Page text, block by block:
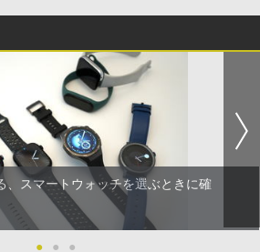
、スマートウォッチを選ぶときに確
● ● ●